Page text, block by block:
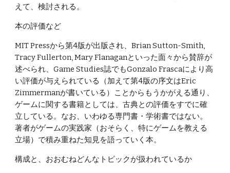
えて、検討される。
本の評価など
MIT Pressから第4版が出版され、Brian Sutton-Smith,
Tracy Fullerton, Mary Flanaganといった面々から賛辞が
述べられ、Game Studies誌でもGonzalo Frascaにより高
い評価が与えられている（加えて第4版の序文はEric
Zimmermanが書いている）ことからもうかがえる通り、
ゲームに関する書籍としては、古典との評価をすでに確
立している。なお、いわゆる専門書・学術書ではない。
著者がゲームの実践家（おそらく、特にゲームを教える
立場）で積み重ねた知見を語っていく本。
構成と、おおむねどんなトピックが扱われているか